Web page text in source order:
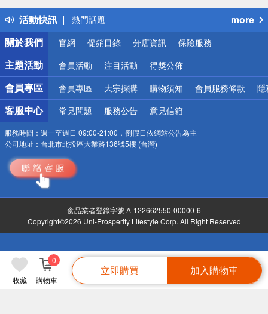
收藏 購物車
0
立即購買 加入購物車
活動快訊
得獎公告
熱門話題
銀行優惠
偏遠地區配送
詐騙網頁！請小心！
more
關於我們
官網 促銷目錄 分店資訊 保險服務
主題活動 會員活動 注目活動 得獎公佈
會員專區 會員專區 大宗採購 購物須知 會員服務條款 隱
客服中心 常見問題 服務公告 意見信箱
服務時間： 週一至週日 09:00-21:00，例假日依網站公告為主
公司地址： 台北市北投區大業路136號5樓 (台灣)
食品業者登錄字號 A-122662550-00000-6
Copyright©2026 Uni-Prosperity Lifestyle Corp. All Right Reserved